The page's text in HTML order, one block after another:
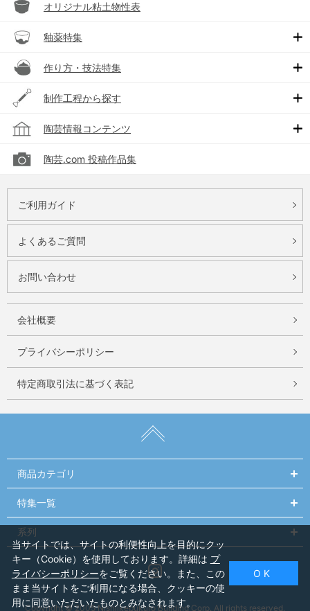
オリジナル粘土物性表
釉薬特集
作り方・技法特集
制作工程から探す
陶芸情報コンテンツ
陶芸.com 投稿作品集
ご利用ガイド
よくあるご質問
お問い合わせ
会社概要
プライバシーポリシー
特定商取引法に基づく表記
商品カテゴリ
特集一覧
系列
Instagram
Copyright © 2005 Nishiikebukuro Building Corp. All rights reserved.
当サイトでは、サイトの利便性向上を目的にクッ
キー（Cookie）を使用しております。詳細は プ
ライバシーポリシーをご覧ください。また、この
まま当サイトをご利用になる場合、クッキーの使
用に同意いただいたものとみなされます。
O K